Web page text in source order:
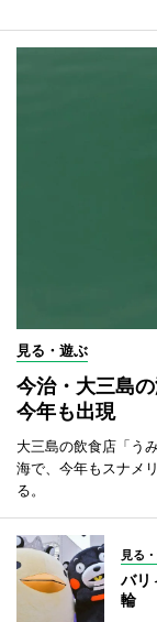
見る・遊ぶ
今治・大三島
今年も出現
大三島の飲食店「う
海で、今年もスナメ
る。
見る
バリ
輪